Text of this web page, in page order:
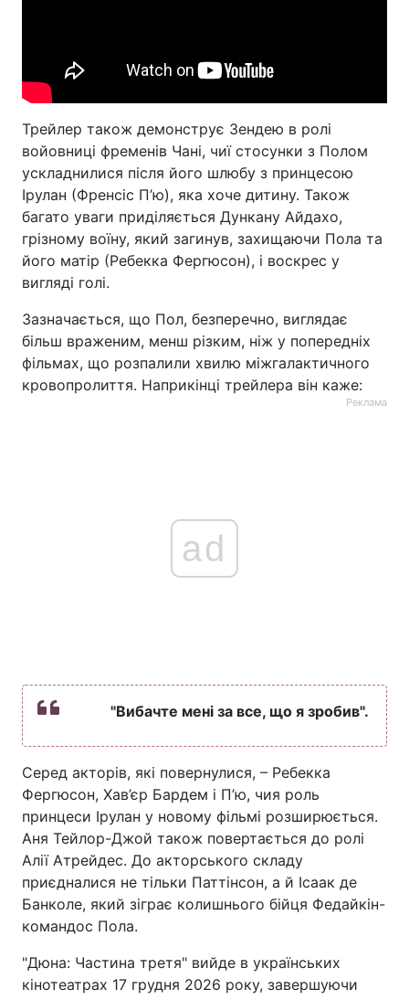
Трейлер також демонструє Зендею в ролі
войовниці фременів Чані, чиї стосунки з Полом
ускладнилися після його шлюбу з принцесою
Ірулан (Френсіс П’ю), яка хоче дитину. Також
багато уваги приділяється Дункану Айдахо,
грізному воїну, який загинув, захищаючи Пола та
його матір (Ребекка Фергюсон), і воскрес у
вигляді голі.
Зазначається, що Пол, безперечно, виглядає
більш враженим, менш різким, ніж у попередніх
фільмах, що розпалили хвилю міжгалактичного
кровопролиття. Наприкінці трейлера він каже:
Реклама
ad
"Вибачте мені за все, що я зробив".
Серед акторів, які повернулися, – Ребекка
Фергюсон, Хав’єр Бардем і П’ю, чия роль
принцеси Ірулан у новому фільмі розширюється.
Аня Тейлор-Джой також повертається до ролі
Алії Атрейдес. До акторського складу
приєдналися не тільки Паттінсон, а й Ісаак де
Банколе, який зіграє колишнього бійця Федайкін-
командос Пола.
"Дюна: Частина третя" вийде в українських
кінотеатрах 17 грудня 2026 року, завершуючи